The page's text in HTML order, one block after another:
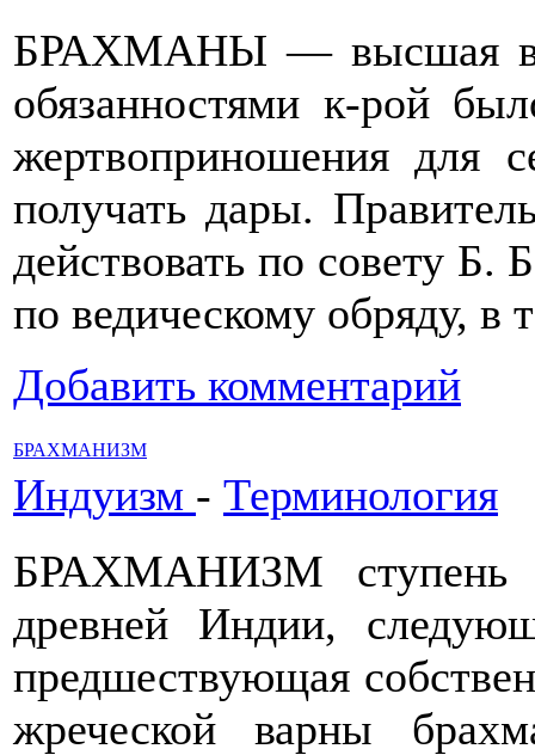
БРАХМАНЫ — высшая
обязанностями к-рой
жертвоприношения для
получать дары.
действовать по совету
по ведическому обряду, в т
Добавить комментарий
БРАХМАНИЗМ
Индуизм - Терминология
БРАХМАНИЗМ ступень
древней Индии,
предшествующая
жреческой варны